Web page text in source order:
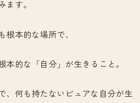
す。
根本的な場所で、
本的な「自分」が生きること。
、何も持たないピュアな自分が生